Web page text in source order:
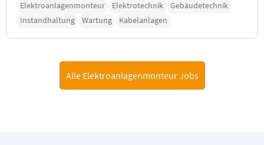
Elektroanlagenmonteur Elektrotechnik
Gebäudetechnik
Instandhaltung
Wartung Kabelanlagen
Alle Elektroanlagenmonteur Jobs